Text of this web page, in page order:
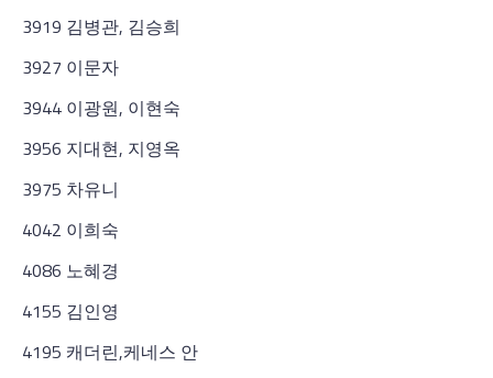
3919 김병관, 김승희
3927 이문자
3944 이광원, 이현숙
3956 지대현, 지영옥
3975 차유니
4042 이희숙
4086 노혜경
4155 김인영
4195 캐더린,케네스 안